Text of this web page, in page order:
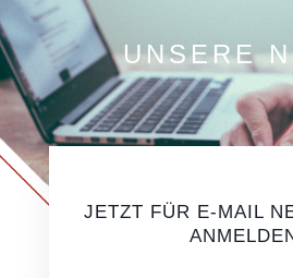
UNSERE
JETZT FÜR E-MAIL